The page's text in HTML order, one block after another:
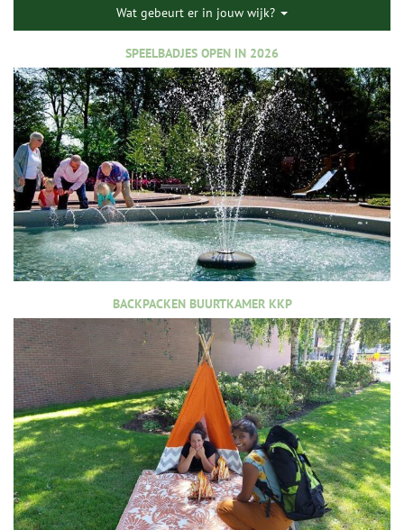
Wat gebeurt er in jouw wijk?
SPEELBADJES OPEN IN 2026
BACKPACKEN BUURTKAMER KKP